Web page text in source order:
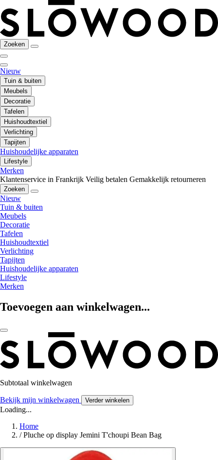
Zoeken
Nieuw
Tuin & buiten
Meubels
Decoratie
Tafelen
Huishoudtextiel
Verlichting
Tapijten
Huishoudelijke apparaten
Lifestyle
Merken
Klantenservice in Frankrijk Veilig betalen Gemakkelijk retourneren
Zoeken
Nieuw
Tuin & buiten
Meubels
Decoratie
Tafelen
Huishoudtextiel
Verlichting
Tapijten
Huishoudelijke apparaten
Lifestyle
Merken
Toevoegen aan winkelwagen...
Subtotaal winkelwagen
Bekijk mijn winkelwagen Verder winkelen
Loading...
Home
/ Pluche op display Jemini T'choupi Bean Bag